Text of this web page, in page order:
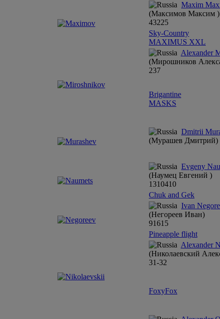
Maxim
(Максимов Максим )
43225
Sky-Country
MAXIMUS XXL
Alexander
(Мирошников
237
Brigantine
MASKS
Dmitrii
(Мурашев Дмитрий)
Evgeny
(Наумец Евгений )
1310410
Chuk and Gek
Ivan
(Негореев Иван)
91615
Pineapple flight
Alexander
(Николаевский
31-32
FoxyFox